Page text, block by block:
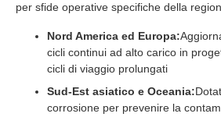
per sfide operative specifiche della
Nord America ed Europa:
cicli continui ad alto carico in
cicli di viaggio prolungati
Sud-Est asiatico e Oceania:
corrosione per prevenire la